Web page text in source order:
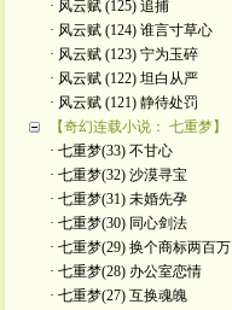
· 风云赋 (125) 追捕
· 风云赋 (124) 谁言寸草心
· 风云赋 (123) 宁为玉碎
· 风云赋 (122) 坦白从严
· 风云赋 (121) 静待处罚
【奇幻连载小说： 七重梦】
· 七重梦(33) 不甘心
· 七重梦(32) 沙漠寻宝
· 七重梦(31) 未婚先孕
· 七重梦(30) 同心剑法
· 七重梦(29) 换个商标两百万
· 七重梦(28) 办公室恋情
· 七重梦(27) 互换魂魄